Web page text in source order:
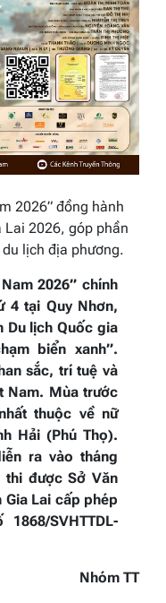
2026” đồng hành
Lai 2026, góp phần
lịch địa phương.
2026” chính
4 tại Quy Nhơn,
Du lịch Quốc gia
biển xanh”.
sắc, trí tuệ và
Nam. Mùa trước
thuộc về nữ
Hải (Phú Thọ).
ra vào tháng
thi được Sở Văn
Gia Lai cấp phép
SVHTTDL-
Nhóm TT